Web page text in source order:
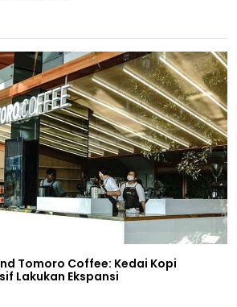
Tomoro Coffee: Kedai Kopi
Lakukan Ekspansi